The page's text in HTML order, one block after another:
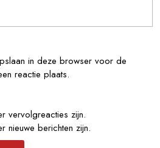
in deze browser voor de
reactie plaats.
vervolgreacties zijn.
nieuwe berichten zijn.